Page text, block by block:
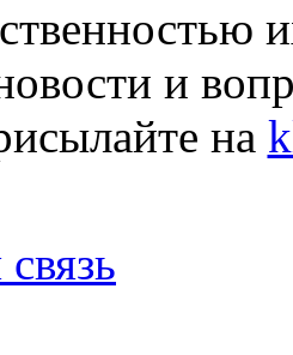
и
на